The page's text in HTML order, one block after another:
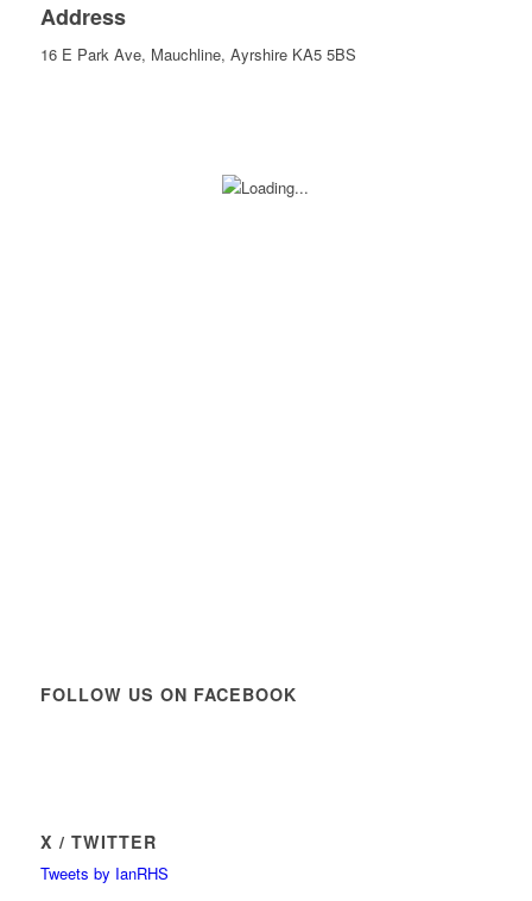
Address
16 E Park Ave, Mauchline, Ayrshire KA5 5BS
FOLLOW US ON FACEBOOK
X / TWITTER
Tweets by IanRHS